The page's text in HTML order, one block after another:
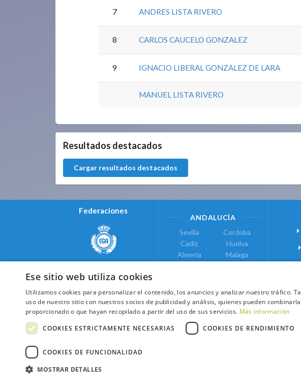
7 ANDRES LISTA RIVERO
8 CARLOS CAUCELO GONZALEZ
9 IGNACIO LIBERAL GONZALEZ DE LARA
MANUEL LISTA RIVERO
Resultados destacados
Cargar resultados destacados
Federaciones
Real Federación Andaluza de
Golf
Federación de Golf de Madrid
ANDALUCÍA
Sevilla
Cadiz
Almeria
Cordoba
Huelva
Malaga
Valencia
COMUNIDAD DE MADRID
Madrid
2026 ©NextCaddy.
Ese sitio web utiliza cookies
Utilizamos cookies para personalizar el contenido, los anuncios y analizar nuestro tráfico.
uso de nuestro sitio con nuestros socios de publicidad y análisis, quienes pueden
proporcionado o que hayan recopilado a partir del uso de sus servicios. Más información
COOKIES ESTRICTAMENTE NECESARIAS
COOKIES DE RENDIMIENTO
COOKIES DE FUNCIONALIDAD
MOSTRAR DETALLES